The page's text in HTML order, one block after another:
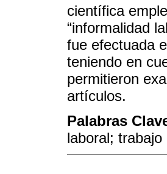
científica
“informalidad
fue efectuada
teniendo en
permitieron
artículos.
Palabras
laboral;